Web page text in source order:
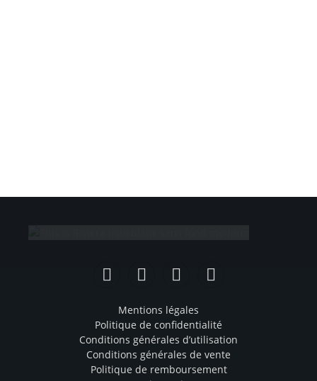
FacebookInstagramTikTok YouTube
Mentions légales
Politique de confidentialité
Conditions générales d’utilisation
Conditions générales de vente
Politique de remboursement